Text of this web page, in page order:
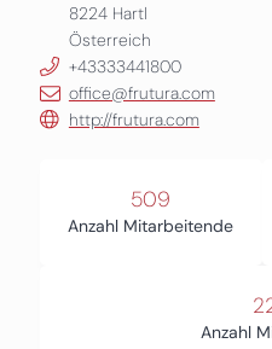
8224 Hartl
Österreich
+43333441800
office@frutura.com
http://frutura.com
509
Anzahl Mitarbeitende
Anzahl